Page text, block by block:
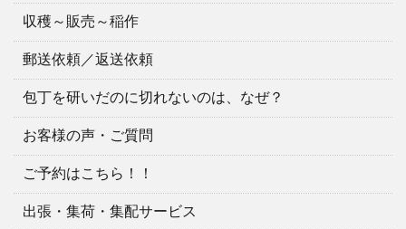
収穫～販売～稲作
郵送依頼／返送依頼
包丁を研いだのに切れないのは、なぜ？
お客様の声・ご質問
ご予約はこちら！！
出張・集荷・集配サービス